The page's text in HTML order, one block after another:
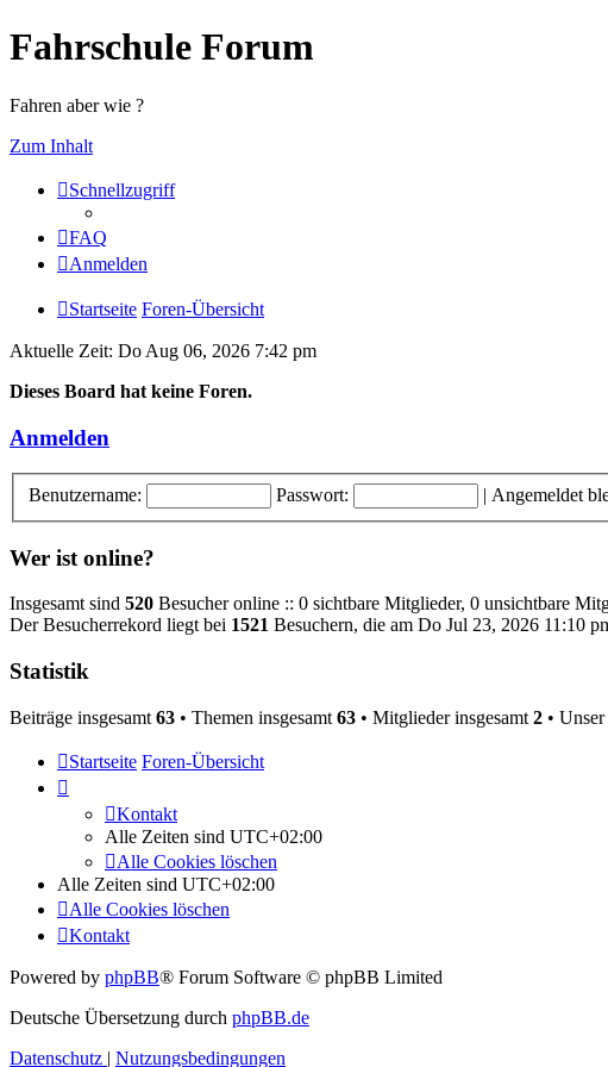
Fahrschule Forum
Fahren aber wie ?
Zum Inhalt
Schnellzugriff
FAQ
Anmelden
Startseite Foren-Übersicht
Aktuelle Zeit: Do Aug 06, 2026 7:42 pm
Dieses Board hat keine Foren.
Anmelden
Benutzername: Passwort: | Angemeldet
Wer ist online?
Insgesamt sind 520 Besucher online :: 0 sichtbare Mitglieder, 0 unsichtbare
Der Besucherrekord liegt bei 1521 Besuchern, die am Do Jul 23, 2026 11:10
Statistik
Beiträge insgesamt 63 • Themen insgesamt 63 • Mitglieder insgesamt 2 •
Startseite Foren-Übersicht
Kontakt
Alle Zeiten sind UTC+02:00
Alle Cookies löschen
Alle Zeiten sind UTC+02:00
Alle Cookies löschen
Kontakt
Powered by phpBB® Forum Software © phpBB Limited
Deutsche Übersetzung durch phpBB.de
Datenschutz | Nutzungsbedingungen